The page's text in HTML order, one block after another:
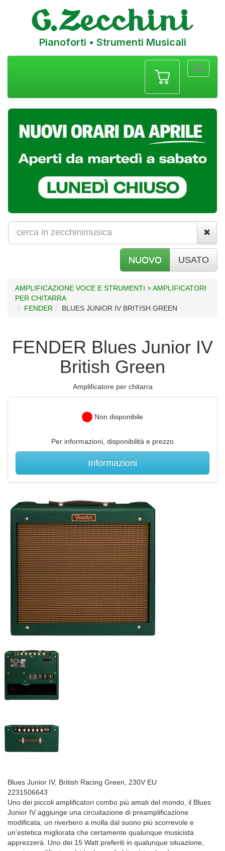
Pianoforti • Strumenti Musicali
NUOVO USATO
AMPLIFICAZIONE VOCE E STRUMENTI > AMPLIFICATORI
PER CHITARRA
FENDER
BLUES JUNIOR IV BRITISH GREEN
FENDER Blues Junior IV
British Green
Amplificatore per chitarra
Non disponibile
Per informazioni, disponibilità e prezzo
Informazioni
Blues Junior IV, British Racing Green, 230V EU
2231506643
Uno dei piccoli amplificatori combo più amati del mondo, il Blues
Junior IV aggiunge una circuitazione di preamplificazione
modificata, un riverbero a molla dal suono più scorrevole e
un'estetica migliorata che certamente qualunque musicista
apprezzerà. Uno dei 15 Watt preferiti in qualunque situazione,